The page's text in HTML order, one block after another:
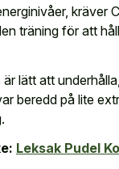
kräver
träning för att
lätt att
beredd på lite
Leksak Pudel